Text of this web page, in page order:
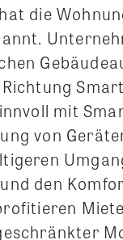
die
mit
von
den